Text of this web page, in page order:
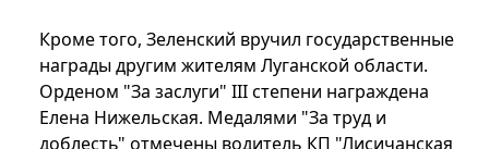
Кроме того, Зеленский вручил государственные
награды другим жителям Луганской области.
Орденом "За заслуги" III степени награждена
Елена Нижельская. Медалями "За труд и
доблесть" отмечены водитель КП "Лисичанская